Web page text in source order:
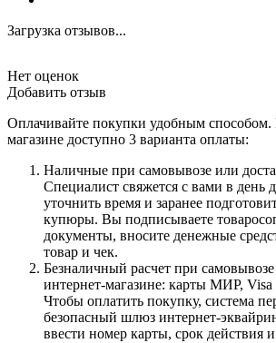
Загрузка отзывов...
Нет оценок
Добавить отзыв
Оплачивайте покупки удобным способом.
магазине доступно 3 варианта оплаты:
Наличные при самовывозе или
Специалист свяжется с вами в день
уточнить время и заранее
купюры. Вы подписываете
документы, вносите денежные
товар и чек.
Безналичный расчет при
интернет-магазине: карты МИР, Visa
Чтобы оплатить покупку, система
безопасный шлюз интернет-
ввести номер карты, срок действия